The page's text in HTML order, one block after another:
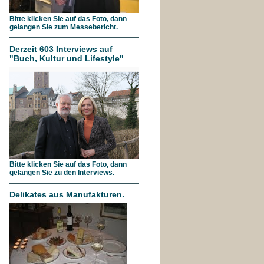
Bitte klicken Sie auf das Foto, dann
gelangen Sie zum Messebericht.
Derzeit 603 Interviews auf
"Buch, Kultur und Lifestyle"
Bitte klicken Sie auf das Foto, dann
gelangen Sie zu den Interviews.
Delikates aus Manufakturen.